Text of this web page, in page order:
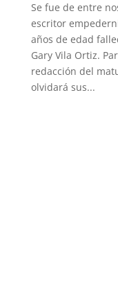
Se fue de entre
escritor
años de edad
Gary Vila Ortiz.
redacción del
olvidará sus...